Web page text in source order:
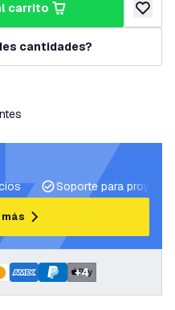
carrito
añadir
cantidades?
Soporte para
+4